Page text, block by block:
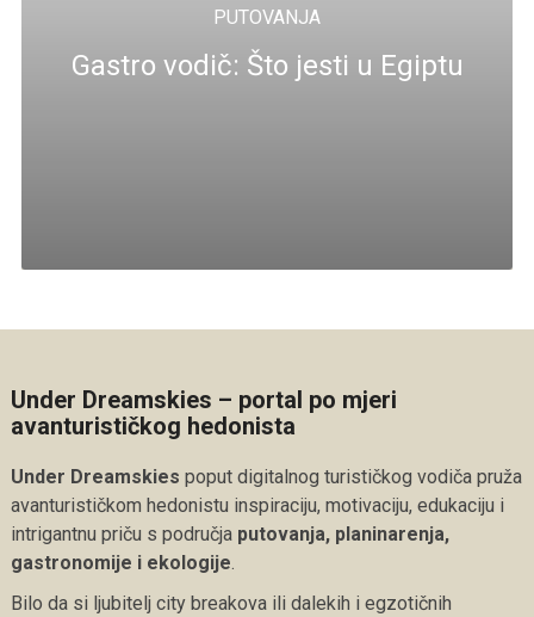
PUTOVANJA
Gastro vodič: Što jesti u Egiptu
Under Dreamskies – portal po mjeri
avanturističkog hedonista
Under Dreamskies poput digitalnog turističkog vodiča pruža
avanturističkom hedonistu inspiraciju, motivaciju, edukaciju i
intrigantnu priču s područja putovanja, planinarenja,
gastronomije i ekologije.
Bilo da si ljubitelj city breakova ili dalekih i egzotičnih